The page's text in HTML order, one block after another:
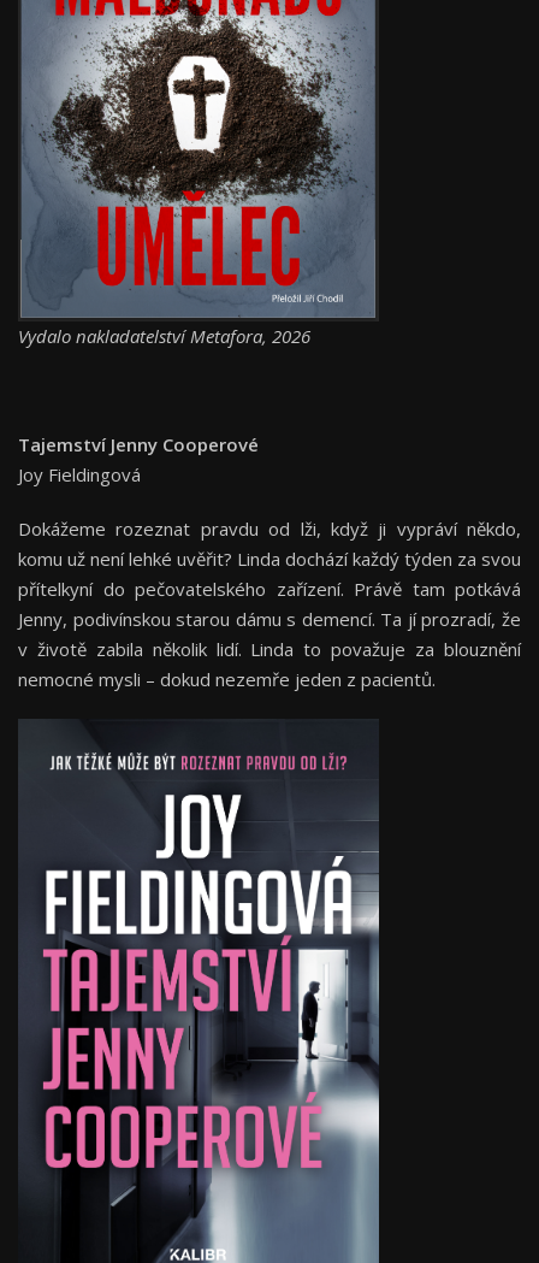
Vydalo nakladatelství Metafora, 2026
Tajemství Jenny Cooperové
Joy Fieldingová
Dokážeme rozeznat pravdu od lži, když ji vypráví někdo,
komu už není lehké uvěřit? Linda dochází každý týden za svou
přítelkyní do pečovatelského zařízení. Právě tam potkává
Jenny, podivínskou starou dámu s demencí. Ta jí prozradí, že
v životě zabila několik lidí. Linda to považuje za blouznění
nemocné mysli – dokud nezemře jeden z pacientů.